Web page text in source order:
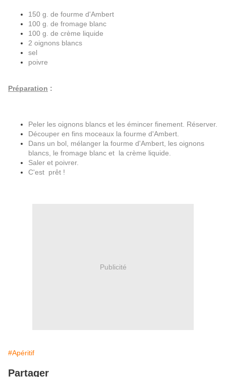
150 g. de fourme d'Ambert
100 g. de fromage blanc
100 g. de crème liquide
2 oignons blancs
sel
poivre
Préparation :
Peler les oignons blancs et les émincer finement. Réserver.
Découper en fins moceaux la fourme d'Ambert.
Dans un bol, mélanger la fourme d'Ambert, les oignons
blancs, le fromage blanc et la crème liquide.
Saler et poivrer.
C'est prêt !
Publicité
#Apéritif
Partager